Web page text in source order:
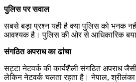
पुलिस पर सवाल
सबसे बड़ा प्रश्न यही है क्या पुलिस को भनक
आवश्यक है। पुलिस की ओर से आधिकारिक
संगठित अपराध का ढांचा
सट्टा नेटवर्क की कार्यशैली संगठित अपराध
लेकिन नेटवर्क चलता रहता है। नेपाल,